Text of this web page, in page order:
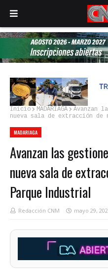
Inicio MADARIAGA
Avanzan
nueva sala de extracción
MADARIAGA
Avanzan las
nueva sala de
Parque Industrial
Redacción CNM mayo 29,